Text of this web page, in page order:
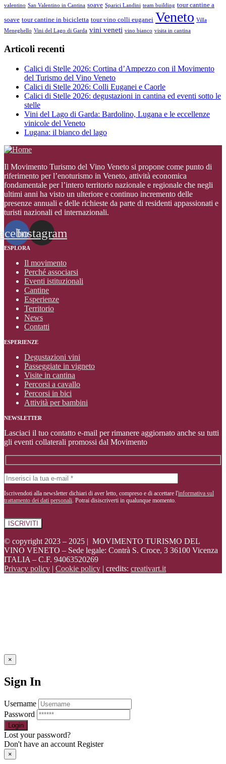
valentino San Valentino in Cantina soave Sparici Landini team building tour cantine a
soave tour cantine in bicicletta tour vino colli euganei Veneto Villa
Meneghello Vini del Lago di Garda vini veneti vino bianco visita in cantina
Articoli recenti
Calici di Stelle 2026: Cortina d’Ampezzo con il Movimento
del Turismo del Vino Veneto
Calici di Stelle 2026: Colli Euganei e Caorle
Calici di Stelle 2026: degustazioni in cantina ed eventi sotto le
stelle
Vini del Lago di Garda: Bardolino, Lugana e le eccellenze
vinicole del Veneto
Lugana: il bianco del lago
Il Movimento Turismo del Vino Veneto si propone come punto di
riferimento per l’enoturismo in Veneto, attività economica
fondamentale per l’intero territorio nazionale e regionale che negli
ultimi anni ha visto un ulteriore e continuo incremento delle
presenze annuali e delle richieste da parte di residenti appassionati e
turisti nazionali ed internazionali.
Instagram
ESPLORA
Il movimento
Perché associarsi
Eventi istituzionali
Cantine
Esperienze
Territorio
News
Contatti
ESPERIENZE
Degustazioni vini
Passeggiate in vigneto
Visite in cantina
Percorsi a cavallo
Percorsi in bici
Attività per bambini
NEWSLETTER
Lasciaci il tuo contatto e-mail per rimanere aggiornato anche su tutti
gli eventi collaterali promossi dal Movimento
Iscrivendoti alla newsletter dichiari di aver letto, compreso e di accettare l'informativa sul
trattamento dei dati personali. Potrai disiscriverti in qualunque momento.
© copyright 2023 – 2025 | MOVIMENTO TURISMO DEL
VINO VENETO – Sede legale: Contrà S. Croce, 3 36100 Vicenza
ITALIA – C.F. 94063520269
Privacy policy | Cookie policy | credits: creativart.it
×
Sign In
Username
Password
Lost your password?
Don't have an account Register
×